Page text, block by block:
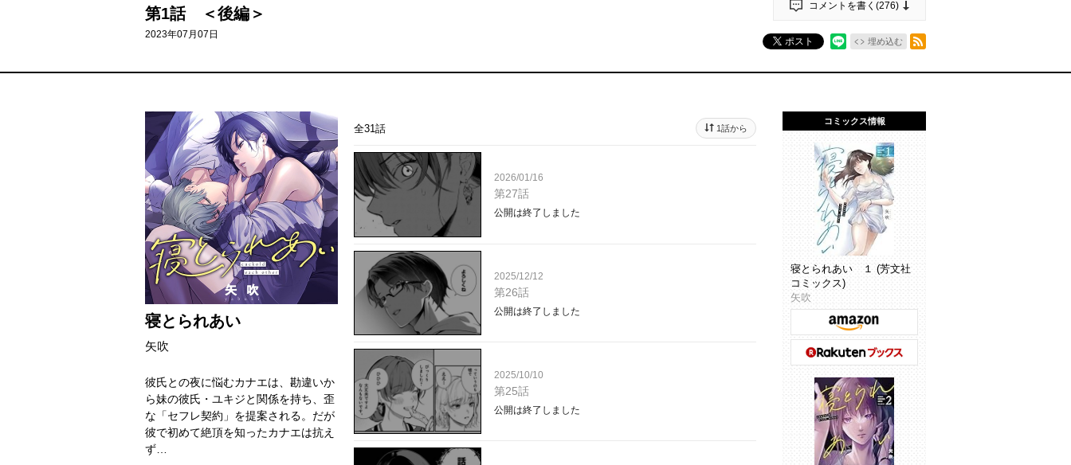
第1話 ＜後編＞
2023年07月07日
コメントを書く(276)
ポスト 埋め込む
寝とられあい
矢吹
彼氏との夜に悩むカナエは、勘違いか
ら妹の彼氏・ユキジと関係を持ち、歪
な「セフレ契約」を提案される。だが
彼で初めて絶頂を知ったカナエは抗え
ず…
全31話 1話から
2026/01/16
第27話
公開は終了しました
2025/12/12
第26話
公開は終了しました
2025/10/10
第25話
公開は終了しました
コミックス情報
寝とられあい １ (芳文社
コミックス)
矢吹